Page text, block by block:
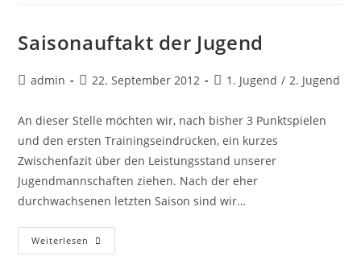
|
Saisonauftakt der Jugend
Beitrags-
admin
Beitrag
22. September 2012
Beitrags-
1. Jugend / 2. Jugend
An dieser Stelle möchten wir, nach bisher 3 Punktspielen
und den ersten Trainingseindrücken, ein kurzes
Zwischenfazit über den Leistungsstand unserer
Jugendmannschaften ziehen. Nach der eher
durchwachsenen letzten Saison sind wir…
Weiterlesen Saisonauftakt
Der